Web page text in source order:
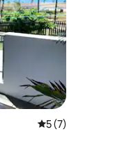
recensiesGemiddelde
5 (7)